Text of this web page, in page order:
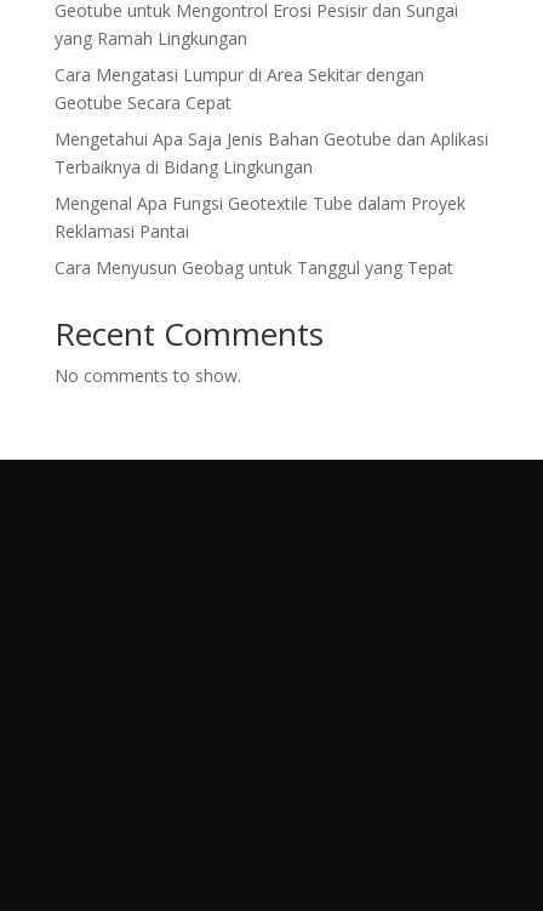
Geotube untuk Mengontrol Erosi Pesisir dan Sungai
yang Ramah Lingkungan
Cara Mengatasi Lumpur di Area Sekitar dengan
Geotube Secara Cepat
Mengetahui Apa Saja Jenis Bahan Geotube dan Aplikasi
Terbaiknya di Bidang Lingkungan
Mengenal Apa Fungsi Geotextile Tube dalam Proyek
Reklamasi Pantai
Cara Menyusun Geobag untuk Tanggul yang Tepat
Recent Comments
No comments to show.